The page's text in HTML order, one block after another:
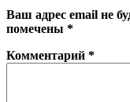
Ваш адрес email не
помечены *
Комментарий *